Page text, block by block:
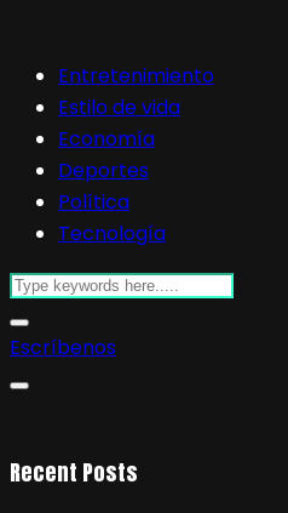
Entretenimiento
Estilo de vida
Economía
Deportes
Política
Tecnología
Escríbenos
Recent Posts